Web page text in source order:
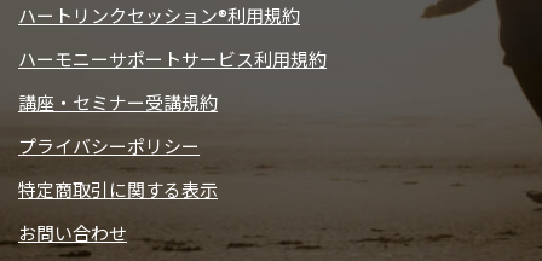
ハートリンクセッション®利用規約
ハーモニーサポートサービス利用規約
講座・セミナー受講規約
プライバシーポリシー
特定商取引に関する表示
お問い合わせ